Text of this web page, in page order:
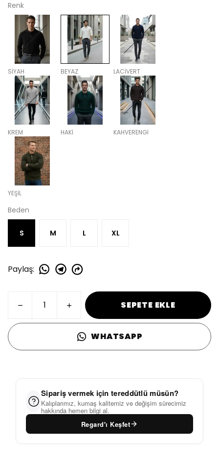
Renk
SİYAH BEYAZ LACİVERT
KREM HAKİ KAHVERENGİ
YEŞİL
Beden
S M L XL
Paylaş:
SEPETE EKLE
WHATSAPP
Sipariş vermek için tereddütlü müsün?
Kalıplarımız, kumaş kalitemiz ve değişim sürecimiz
hakkında hemen bilgi al.
Regard'ı Keşfet